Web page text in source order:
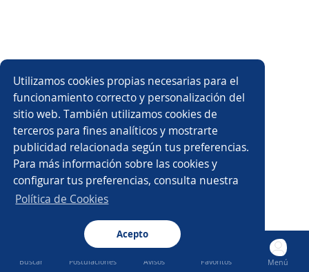
Buscar Postulaciones Avisos Favoritos Menú
Utilizamos cookies propias necesarias para el
funcionamiento correcto y personalización del
sitio web. También utilizamos cookies de
terceros para fines analíticos y mostrarte
publicidad relacionada según tus preferencias.
Para más información sobre las cookies y
configurar tus preferencias, consulta nuestra
Política de Cookies
Acepto